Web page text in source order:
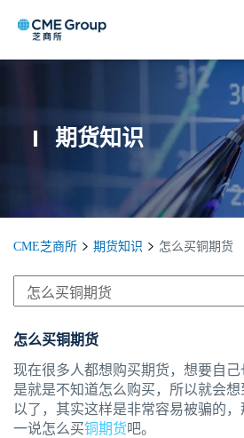
期货知识
CME芝商所 期货知识 怎么买铜期货
怎么买铜期货
现在很多人都想购买期货，想要自
是就是不知道怎么购买，所以就会
以了，其实这样是非常容易被骗的
一说怎么买铜期货吧。